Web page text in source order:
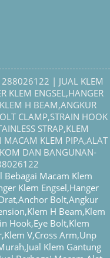
| JUAL KLEM
KLEM ENGSEL,HANGER
H BEAM,ANGKUR
CLAMP,STRAIN HOOK
STRAP,KLEM
MACAM KLEM PIPA,ALAT
DAN BANGUNAN-
Macam Klem
Klem Engsel,Hanger
Bolt,Angkur
H Beam,Klem
Hook,Eye Bolt,Klem
V,Cross Arm,Unp
Klem Gantung